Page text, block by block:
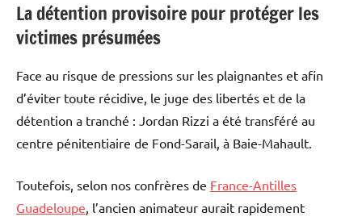
La détention provisoire pour protéger les
victimes présumées
Face au risque de pressions sur les plaignantes et afin
d’éviter toute récidive, le juge des libertés et de la
détention a tranché : Jordan Rizzi a été transféré au
centre pénitentiaire de Fond-Sarail, à Baie-Mahault.
Toutefois, selon nos confrères de France-Antilles
Guadeloupe , l’ancien animateur aurait rapidement